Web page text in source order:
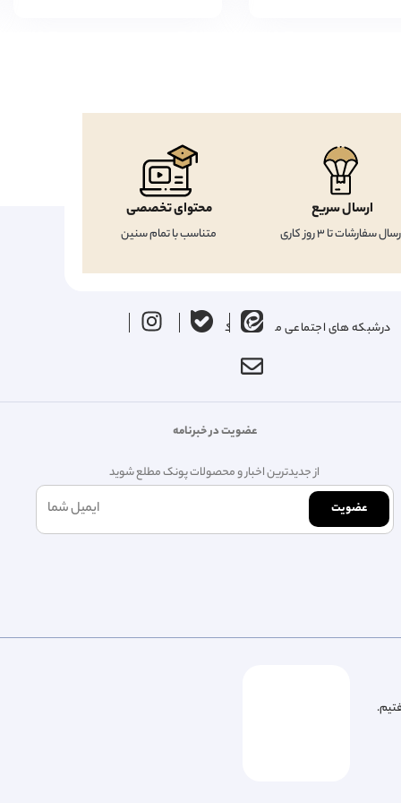
ارسال سریع
سفارشات تا 3 روز کاری
محتوای تخصصی
متناسب با تمام سنین
درشبکه های اجتماعی ما را دنبال کنید
عضویت در خبرنامه
از جدیدترین اخبار و محصولات پونک مطلع شوید
عضویت